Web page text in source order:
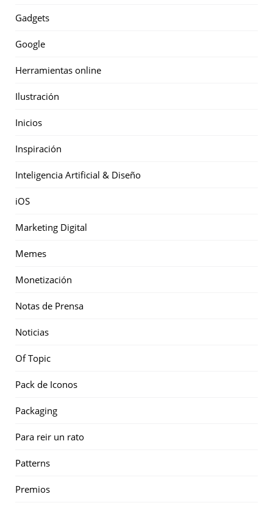
Gadgets
Google
Herramientas online
Ilustración
Inicios
Inspiración
Inteligencia Artificial & Diseño
iOS
Marketing Digital
Memes
Monetización
Notas de Prensa
Noticias
Of Topic
Pack de Iconos
Packaging
Para reir un rato
Patterns
Premios